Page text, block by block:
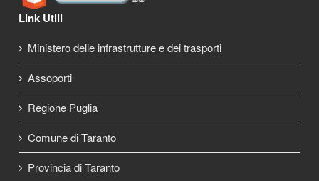
Link Utili
Ministero delle infrastrutture e dei trasporti
Assoporti
Regione Puglia
Comune di Taranto
Provincia di Taranto